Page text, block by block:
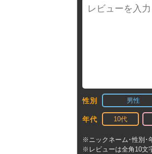
性別 男性
年代 10代
※ニックネーム･性別･
※レビューは全角10文